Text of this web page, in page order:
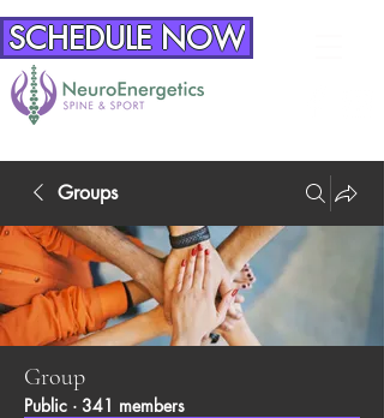
SCHEDULE NOW
Groups
Group
Public · 341 members